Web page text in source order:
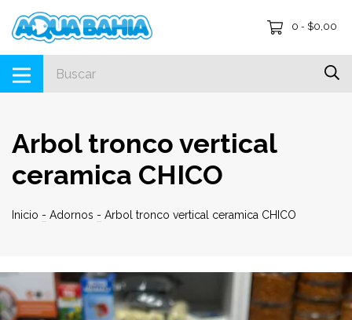
0 - $0,00
Arbol tronco vertical
ceramica CHICO
Inicio - Adornos - Arbol tronco vertical ceramica CHICO